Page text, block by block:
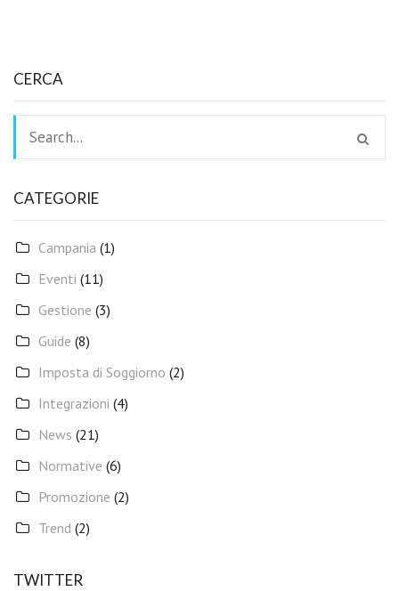
CERCA
CATEGORIE
Campania (1)
Eventi (11)
Gestione (3)
Guide (8)
Imposta di Soggiorno (2)
Integrazioni (4)
News (21)
Normative (6)
Promozione (2)
Trend (2)
TWITTER